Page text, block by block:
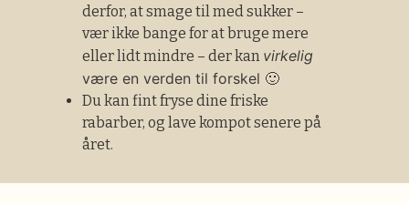
derfor, at smage til med sukker –
vær ikke bange for at bruge mere
eller lidt mindre – der kan virkelig
være en verden til forskel 🙂
Du kan fint fryse dine friske
rabarber, og lave kompot senere på
året.